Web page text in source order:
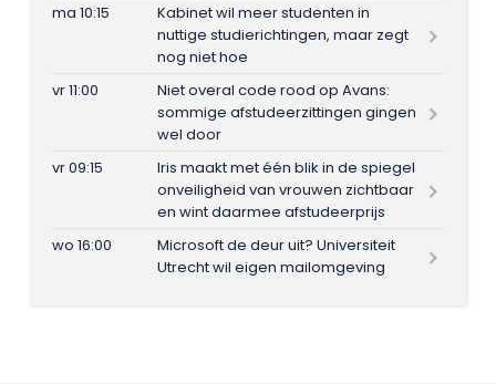
ma 10:15
Kabinet wil meer studenten in
nuttige studierichtingen, maar zegt
nog niet hoe
vr 11:00
Niet overal code rood op Avans:
sommige afstudeerzittingen gingen
wel door
vr 09:15
Iris maakt met één blik in de spiegel
onveiligheid van vrouwen zichtbaar
en wint daarmee afstudeerprijs
wo 16:00
Microsoft de deur uit? Universiteit
Utrecht wil eigen mailomgeving